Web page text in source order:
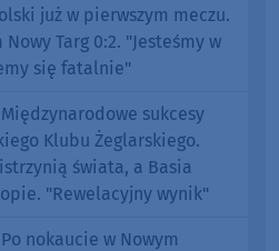
już w pierwszym meczu.
Nowy Targ 0:2. "Jesteśmy w
się fatalnie"
Międzynarodowe sukcesy
Klubu Żeglarskiego.
świata, a Basia
"Rewelacyjny wynik"
Po nokaucie w Nowym